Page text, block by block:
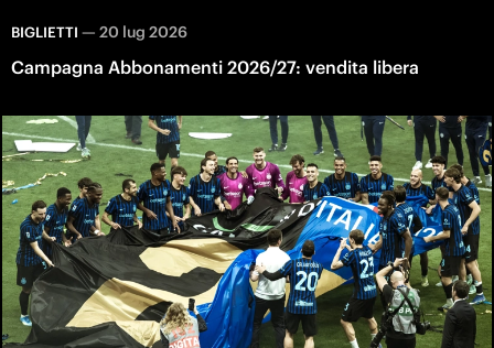
BIGLIETTI — 20 lug 2026
Campagna Abbonamenti 2026/27: vendita libera